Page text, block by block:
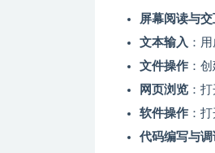
屏幕阅读与交
文本输入 ：
文件操作 ：
网页浏览 ：
软件操作 ：
代码编写与调